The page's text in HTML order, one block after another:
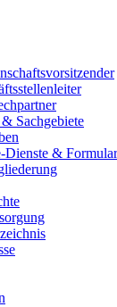
Sachgebiete
Dienste &